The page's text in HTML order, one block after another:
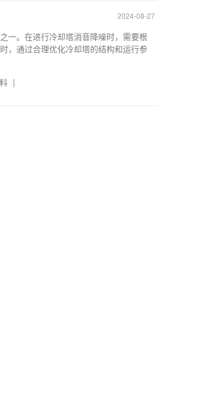
2024-08-27
一。在进行冷却塔消音降噪时，需要根
，通过合理优化冷却塔的结构和运行参
|